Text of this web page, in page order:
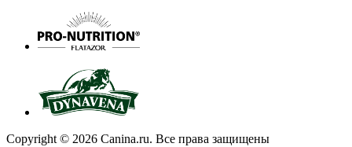
Copyright © 2026 Canina.ru. Все права защищены